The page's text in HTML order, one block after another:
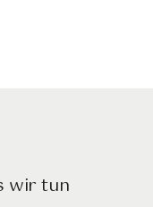
wir tun